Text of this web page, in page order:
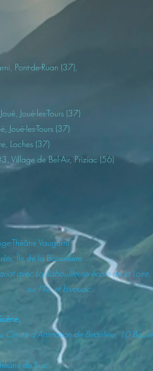
Pont-de-Ruan (37),
Joué-les-Tours (37)
Joué-les-Tours (37)
Loches (37)
Village de Bel-Air, Priziac (56)
Théâtre Vaugarni
Île de la Boisselière
avec La Rabouilleuse école de la
sur l'île, et bivouac.
d'Animation de Beaulieu, 10
de Rue